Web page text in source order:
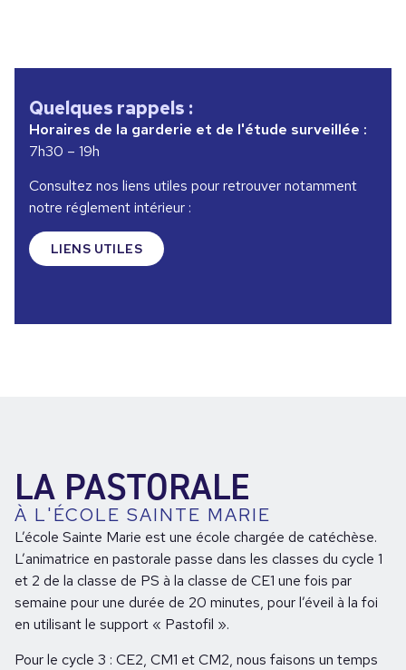
Quelques rappels :
Horaires de la garderie et de l'étude surveillée :
7h30 – 19h
Consultez nos liens utiles pour retrouver notamment
notre réglement intérieur :
LIENS UTILES
LA PASTORALE
À L'ÉCOLE SAINTE MARIE
L’école Sainte Marie est une école chargée de catéchèse.
L’animatrice en pastorale passe dans les classes du cycle 1
et 2 de la classe de PS à la classe de CE1 une fois par
semaine pour une durée de 20 minutes, pour l’éveil à la foi
en utilisant le support « Pastofil ».
Pour le cycle 3 : CE2, CM1 et CM2, nous faisons un temps